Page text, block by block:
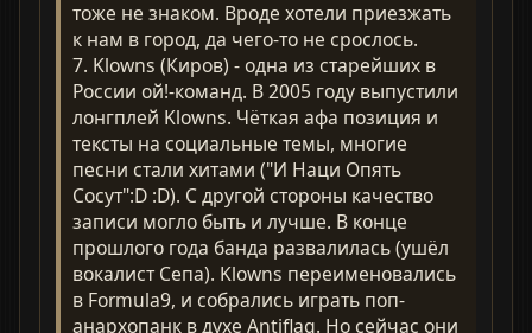
тоже не знаком. Вроде хотели приезжать
к нам в город, да чего-то не срослось.
7. Klowns (Киров) - одна из старейших в
России ой!-команд. В 2005 году выпустили
лонгплей Klowns. Чёткая афа позиция и
тексты на социальные темы, многие
песни стали хитами ("И Наци Опять
Сосут":D :D). С другой стороны качество
записи могло быть и лучше. В конце
прошлого года банда развалилась (ушёл
вокалист Сепа). Klowns переименовались
в Formula9, и собрались играть поп-
анархопанк в духе Antiflag. Но сейчас они